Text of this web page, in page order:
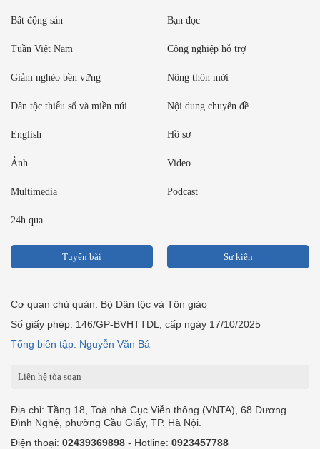
Bất động sản Bạn đọc
Tuần Việt Nam Công nghiệp hỗ trợ
Giảm nghèo bền vững Nông thôn mới
Dân tộc thiểu số và miền núi Nội dung chuyên đề
English Hồ sơ
Ảnh Video
Multimedia Podcast
24h qua
Tuyến bài Sự kiện
Cơ quan chủ quản: Bộ Dân tộc và Tôn giáo
Số giấy phép: 146/GP-BVHTTDL, cấp ngày 17/10/2025
Tổng biên tập: Nguyễn Văn Bá
Liên hệ tòa soạn
Địa chỉ: Tầng 18, Toà nhà Cục Viễn thông (VNTA), 68 Dương
Đình Nghệ, phường Cầu Giấy, TP. Hà Nội.
Điện thoại: 02439369898 - Hotline: 0923457788